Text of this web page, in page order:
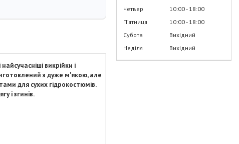
викрійки і
з дуже м'якою, але
для сухих гідрокостюмів.
і згинів.
Четвер
10:00 18:00
Пʼятниця
10:00 18:00
Субота
Вихідний
Неділя
Вихідний